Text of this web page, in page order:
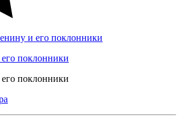
поклонники
поклонники